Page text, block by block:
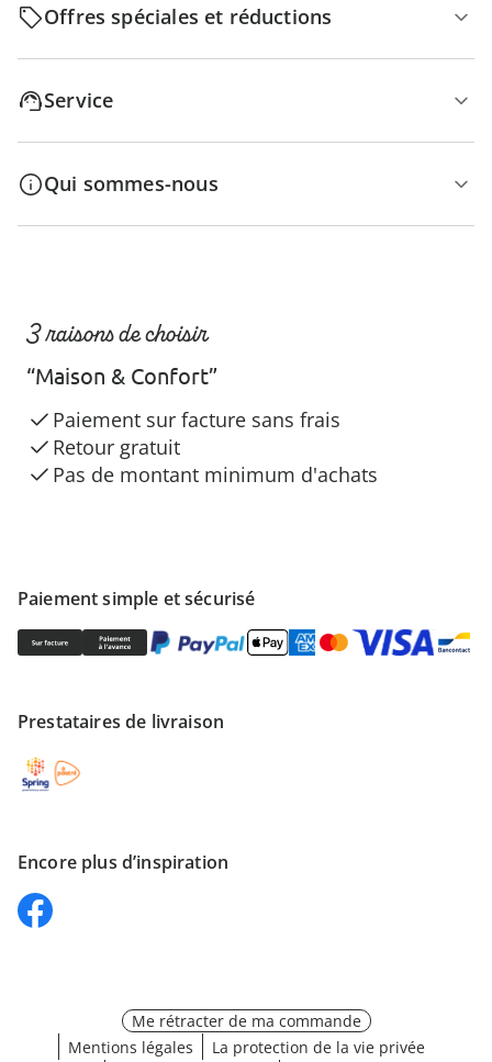
Offres spéciales et réductions
Service
Qui sommes-nous
Paiement simple et sécurisé
Prestataires de livraison
Encore plus d’inspiration
3 raisons de choisir
“Maison & Confort”
Paiement sur facture sans frais
Retour gratuit
Pas de montant minimum d'achats
Me rétracter de ma commande
Mentions légales
La protection de la vie privée